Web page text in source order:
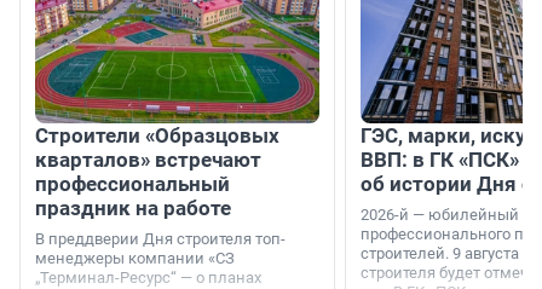
Строители «Образцовых
кварталов» встречают
профессиональный
праздник на работе
В преддверии Дня строителя топ-
менеджеры компании «СЗ
„Терминал-Ресурс“ — о планах
ГЭС, марки,
ВВП: в ГК «ПСК»
об истории Дня
2026-й — юбилейный
профессионального
строителей. 9 августа
строителя будет